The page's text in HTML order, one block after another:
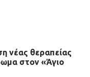
νέας θεραπείας
στον «Άγιο